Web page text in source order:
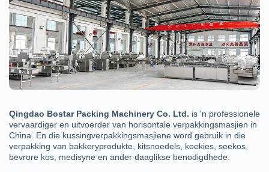
Qingdao Bostar Packing Machinery Co. Ltd. is 'n professionele
vervaardiger en uitvoerder van horisontale verpakkingsmasjien in
China. En die kussingverpakkingsmasjiene word gebruik in die
verpakking van bakkeryprodukte, kitsnoedels, koekies, seekos,
bevrore kos, medisyne en ander daaglikse benodigdhede.